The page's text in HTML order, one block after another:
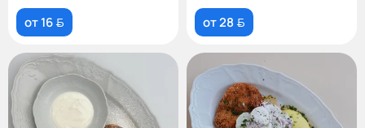
от 16  от 28 